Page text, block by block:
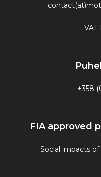
VAT
+358
FIA approved
Social impacts